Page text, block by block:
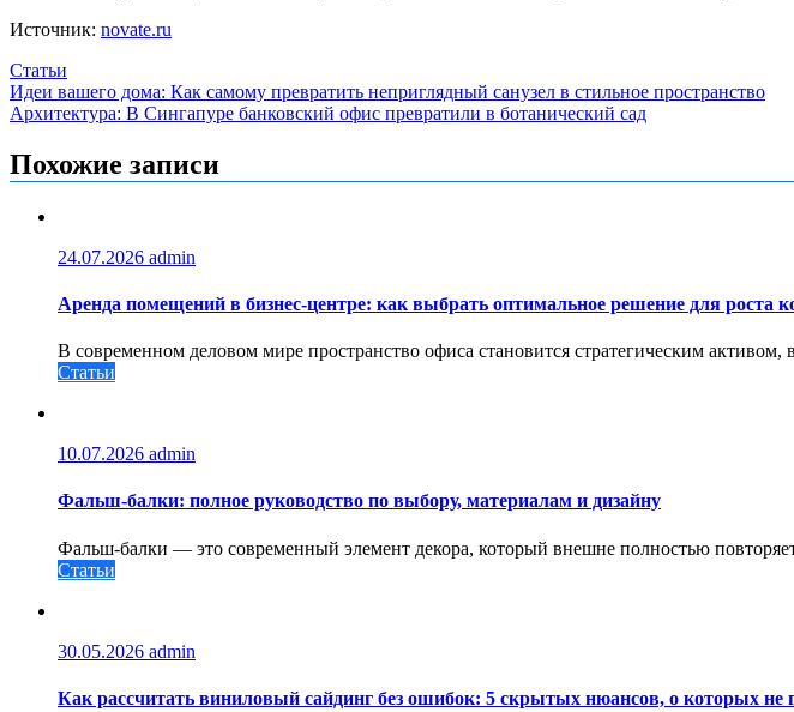
Источник: novate.ru
Статьи
Навигация
по
записям
Идеи вашего дома: Как самому превратить неприглядный санузел в стильное пространство
Архитектура: В Сингапуре банковский офис превратили в ботанический сад
Похожие записи
24.07.2026 admin
Аренда помещений в бизнес‑центре: как выбрать оптимальное решение для роста
В современном деловом мире пространство офиса становится стратегическим
Статьи
10.07.2026 admin
Фальш-балки: полное руководство по выбору, материалам и дизайну
Фальш-балки — это современный элемент декора, который внешне полностью
Статьи
30.05.2026 admin
Как рассчитать виниловый сайдинг без ошибок: 5 скрытых нюансов, о которых не